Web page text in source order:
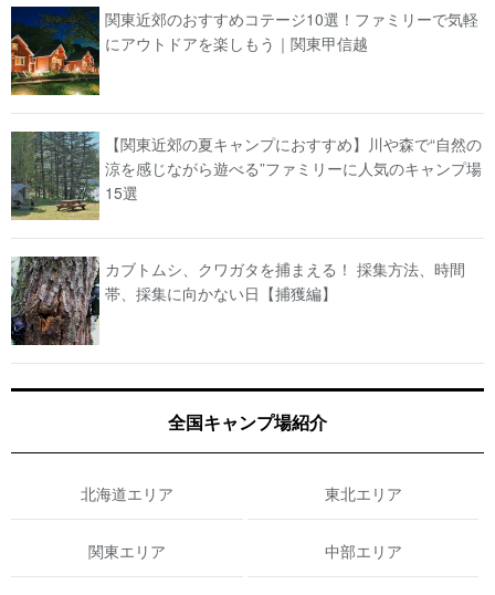
関東近郊のおすすめコテージ10選！ファミリーで気軽
にアウトドアを楽しもう｜関東甲信越
【関東近郊の夏キャンプにおすすめ】川や森で“自然の
涼を感じながら遊べる”ファミリーに人気のキャンプ場
15選
カブトムシ、クワガタを捕まえる！ 採集方法、時間
帯、採集に向かない日【捕獲編】
全国キャンプ場紹介
北海道エリア 東北エリア
関東エリア 中部エリア